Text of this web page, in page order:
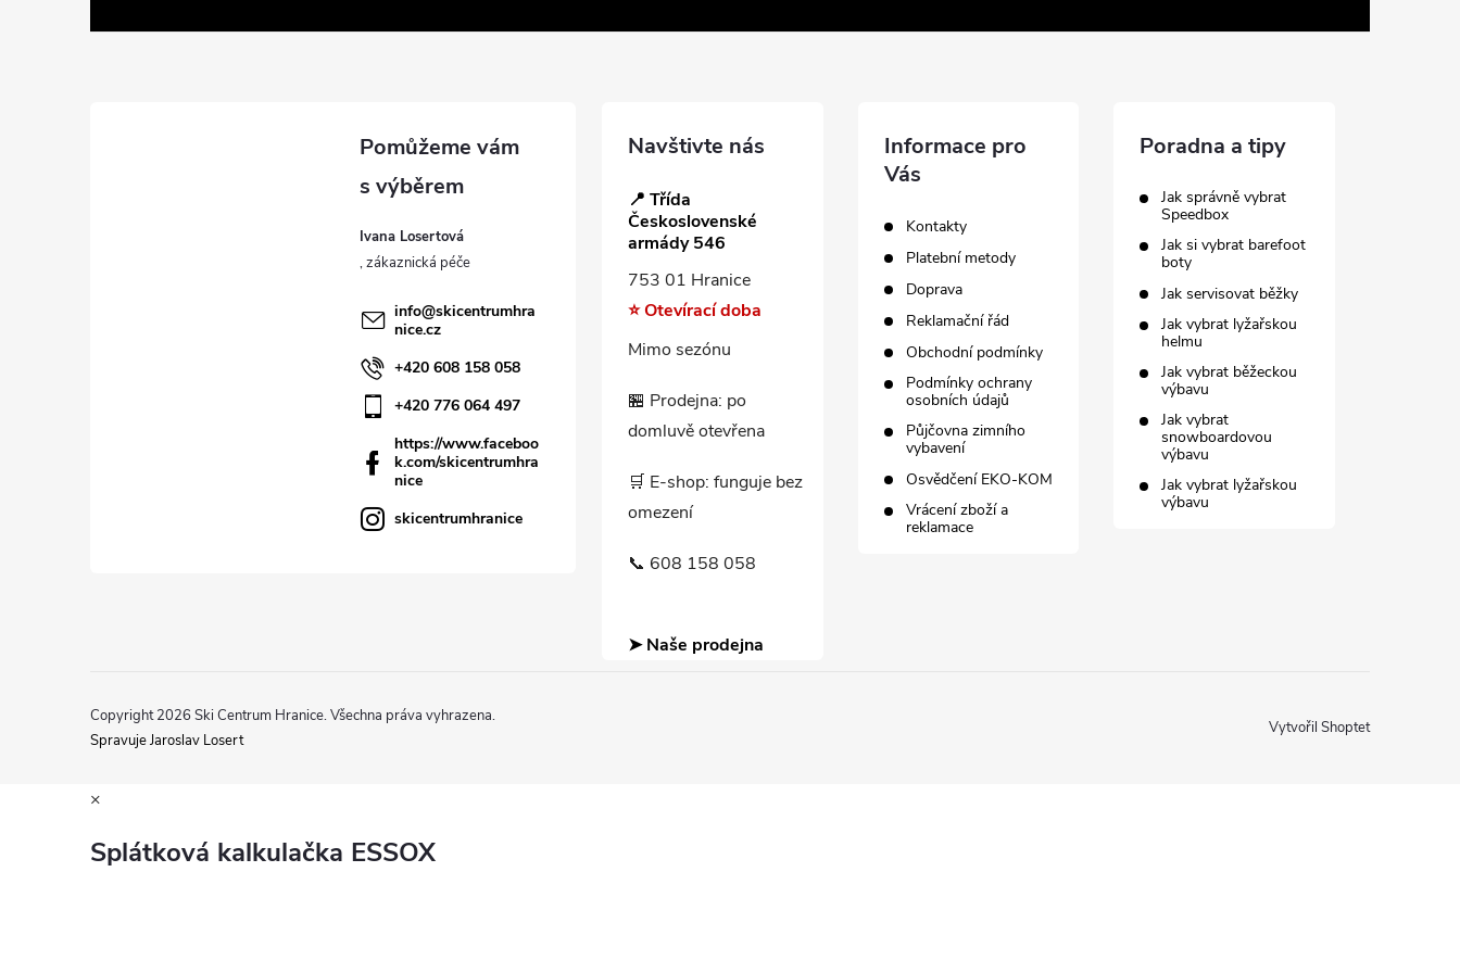
Ivana Losertová
info@skicentrumhra
nice.cz
+420 608 158 058
+420 776 064 497
https://www.faceboo
k.com/skicentrumhra
nice
skicentrumhranice
Navštivte nás
📍 Třída
Československé
armády 546
753 01 Hranice
⭐ Otevírací doba
Mimo sezónu
🏪 Prodejna: po
domluvě otevřena
🛒 E-shop: funguje bez
omezení
📞 608 158 058
➤ Naše prodejna
Informace pro
Vás
Kontakty
Platební metody
Doprava
Reklamační řád
Obchodní podmínky
Podmínky ochrany
osobních údajů
Půjčovna zimního
vybavení
Osvědčení EKO-KOM
Vrácení zboží a
reklamace
Poradna a tipy
Jak správně vybrat
Speedbox
Jak si vybrat barefoot
boty
Jak servisovat běžky
Jak vybrat lyžařskou
helmu
Jak vybrat běžeckou
výbavu
Jak vybrat
snowboardovou
výbavu
Jak vybrat lyžařskou
výbavu
Vytvořil Shoptet
Copyright 2026 Ski Centrum Hranice. Všechna práva vyhrazena.
Spravuje Jaroslav Losert
×
Splátková kalkulačka ESSOX